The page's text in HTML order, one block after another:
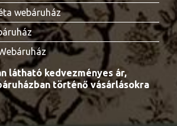
webáruház
látható kedvezményes ár,
történő vásárlásokra